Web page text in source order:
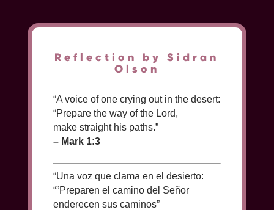
Reflection by Sidran
Olson
“A voice of one crying out in the desert:
“Prepare the way of the Lord,
make straight his paths.”
– Mark 1:3
“Una voz que clama en el desierto:
“”Preparen el camino del Señor
enderecen sus caminos”